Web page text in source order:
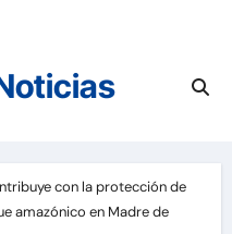
con la protección de
amazónico en Madre de